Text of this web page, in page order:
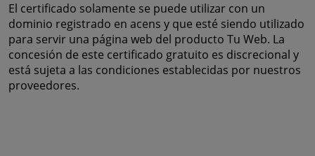
El certificado solamente se puede utilizar con un
dominio registrado en acens y que esté siendo utilizado
para servir una página web del producto Tu Web. La
concesión de este certificado gratuito es discrecional y
está sujeta a las condiciones establecidas por nuestros
proveedores.